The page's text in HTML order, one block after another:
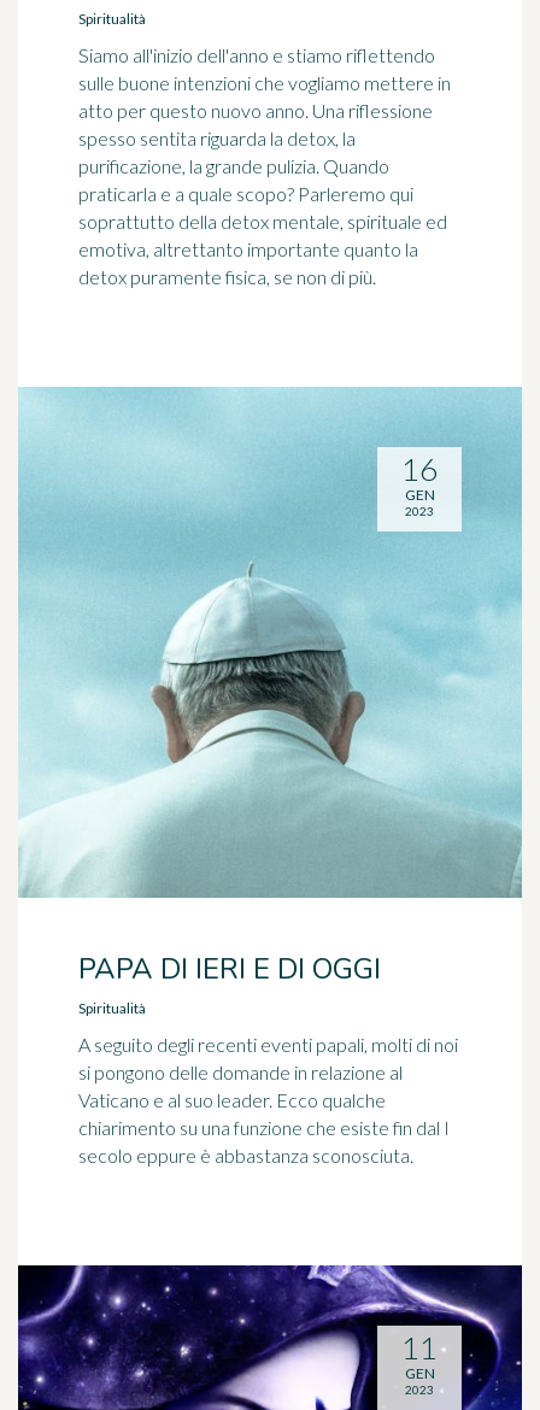
Spiritualità
Siamo all'inizio dell'anno e stiamo riflettendo
sulle buone intenzioni che vogliamo mettere in
atto per questo nuovo anno. Una riflessione
spesso sentita riguarda la detox, la
purificazione, la grande pulizia. Quando
praticarla e a quale scopo? Parleremo qui
soprattutto della detox mentale, spirituale ed
emotiva, altrettanto importante quanto la
detox puramente fisica, se non di più.
PAPA DI IERI E DI OGGI
Spiritualità
A seguito degli recenti eventi papali, molti di noi
si pongono delle domande in relazione al
Vaticano e al suo leader. Ecco qualche
chiarimento su una funzione che esiste fin dal I
secolo eppure è abbastanza sconosciuta.
16
GEN
2023
11
GEN
2023